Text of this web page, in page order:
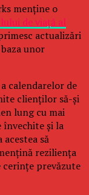
menține o
de viață al
actualizări
unor
calendarelor de
clienților să-și
lung cu mai
învechite și la
să
reziliența
prevăzute